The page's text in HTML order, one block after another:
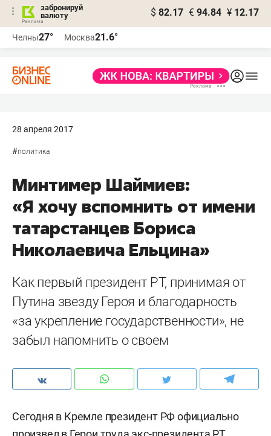
забронируй
валюту
$ 82.17 € 94.84 ¥ 12.17
Челны27° Москва21.6°
28 апреля 2017
#политика
Минтимер Шаймиев:
«Я хочу вспомнить от имени
татарстанцев Бориса
Николаевича Ельцина»
Как первый президент РТ, принимая от
Путина звезду Героя и благодарность
«за укрепление государственности», не
забыл напомнить о своем
Сегодня в Кремле президент РФ официально